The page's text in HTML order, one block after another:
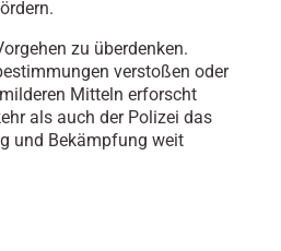
zu überdenken.
verstoßen oder
Mitteln erforscht
als auch der Polizei das
und Bekämpfung weit